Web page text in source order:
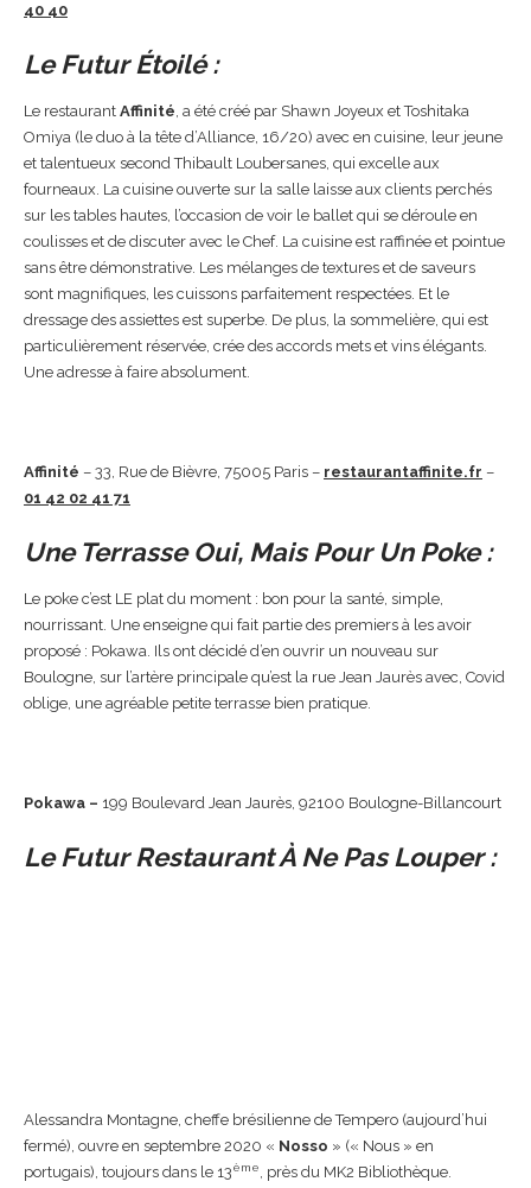
40 40
Le Futur Étoilé :
Le restaurant Affinité, a été créé par Shawn Joyeux et Toshitaka
Omiya (le duo à la tête d’Alliance, 16/20) avec en cuisine, leur jeune
et talentueux second Thibault Loubersanes, qui excelle aux
fourneaux. La cuisine ouverte sur la salle laisse aux clients perchés
sur les tables hautes, l’occasion de voir le ballet qui se déroule en
coulisses et de discuter avec le Chef. La cuisine est raffinée et pointue
sans être démonstrative. Les mélanges de textures et de saveurs
sont magnifiques, les cuissons parfaitement respectées. Et le
dressage des assiettes est superbe. De plus, la sommelière, qui est
particulièrement réservée, crée des accords mets et vins élégants.
Une adresse à faire absolument.
Affinité – 33, Rue de Bièvre, 75005 Paris – restaurantaffinite.fr –
01 42 02 41 71
Une Terrasse Oui, Mais Pour Un Poke :
Le poke c’est LE plat du moment : bon pour la santé, simple,
nourrissant. Une enseigne qui fait partie des premiers à les avoir
proposé : Pokawa. Ils ont décidé d’en ouvrir un nouveau sur
Boulogne, sur l’artère principale qu’est la rue Jean Jaurès avec, Covid
oblige, une agréable petite terrasse bien pratique.
Pokawa – 199 Boulevard Jean Jaurès, 92100 Boulogne-Billancourt
Le Futur Restaurant À Ne Pas Louper :
Alessandra Montagne, cheffe brésilienne de Tempero (aujourd’hui
fermé), ouvre en septembre 2020 « Nosso » (« Nous » en
portugais), toujours dans le 13ème, près du MK2 Bibliothèque.